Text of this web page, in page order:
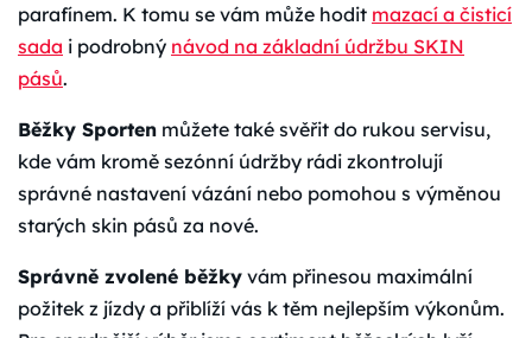
parafínem. K tomu se vám může hodit mazací a čisticí
sada i podrobný návod na základní údržbu SKIN
pásů.
Běžky Sporten můžete také svěřit do rukou servisu,
kde vám kromě sezónní údržby rádi zkontrolují
správné nastavení vázání nebo pomohou s výměnou
starých skin pásů za nové.
Správně zvolené běžky vám přinesou maximální
požitek z jízdy a přiblíží vás k těm nejlepším výkonům.